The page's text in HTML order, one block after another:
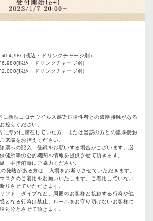
¥14,980(税込・ドリンクチャージ別)
税込・ドリンクチャージ別)
税込・ドリンクチャージ別)
に新型コロナウイルス感染症陽性者との濃厚接触がある
控えください。
に海外に滞在していた方、または当該の方との濃厚接触
来場をお控えください。
票への記入、登録をお願いする場合がございます。必
健所等の公的機関へ情報を提供させて頂きます。
、手指消毒にご協力ください。
発熱がある方は、入場をお断りさせていただきます。
スクのご着用をお願いいたします。ご着用していない
りさせていただきます。
フト、ダイブなど、周囲のお客様と接触する行為や他
となる行為は禁止。ルールをお守り頂けないお客様に
処分とさせて頂きます。